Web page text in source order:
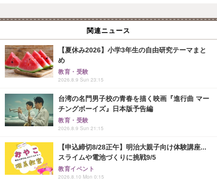
関連ニュース
【夏休み2026】小学3年生の自由研究テーマまと
め
教育・受験
2026.8.9 Sun 23:15
台湾の名門男子校の青春を描く映画『進行曲 マー
チングボーイズ』日本版予告編
教育・受験
2026.8.9 Sun 21:15
【申込締切8/28正午】明治大親子向け体験講座...
スライムや電池づくりに挑戦9/5
教育イベント
2026.8.10 Mon 0:15